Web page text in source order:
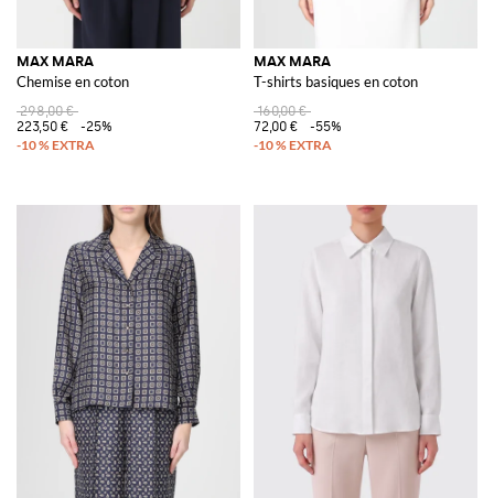
MAX MARA
Chemise en coton
298,00 €
223,50 €
-25%
MAX MARA
T-shirts basiques en coton
160,00 €
72,00 €
-55%